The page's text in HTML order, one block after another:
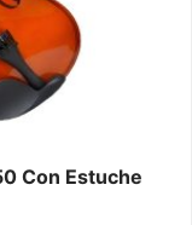
Con Estuche